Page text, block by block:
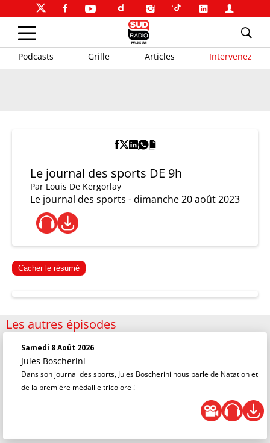
Podcasts Grille Articles Intervenez
Le journal des sports DE 9h
Par Louis De Kergorlay
Le journal des sports - dimanche 20 août 2023
Cacher le résumé
Les autres épisodes
Samedi 8 Août 2026
Jules Boscherini
Dans son journal des sports, Jules Boscherini nous parle de Natation et
de la première médaille tricolore !